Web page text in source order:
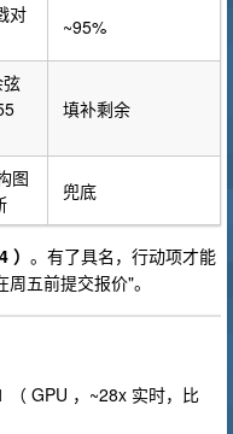
对
~95%
填补剩余
图
兜底
。有了具名，行动项才能
五前提交报价"。
GPU ，~28x 实时，比